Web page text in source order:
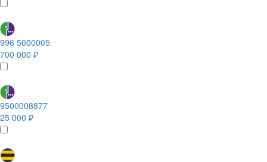
996 5000005
700 000 ₽
9500008877
25 000 ₽